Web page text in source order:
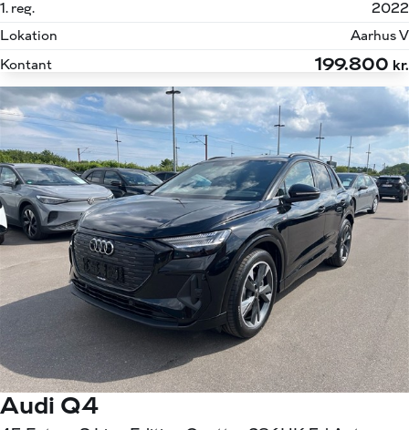
1. reg.
2022
Lokation
Aarhus V
Kontant
199.800 kr.
Audi Q4